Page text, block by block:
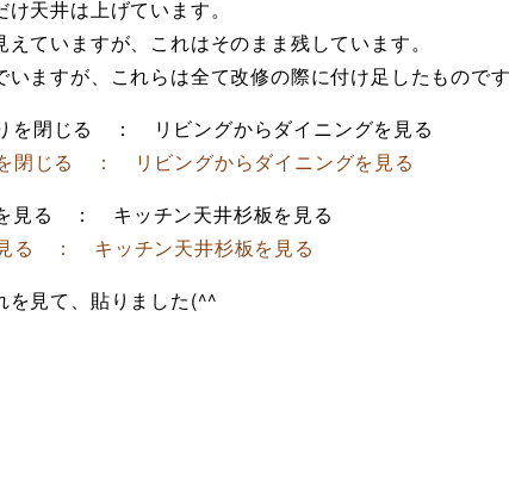
天井は上げています。
ていますが、これはそのまま残しています。
ますが、これらは全て改修の際に付け足したものです
閉じる ： リビングからダイニングを見る
る ： キッチン天井杉板を見る
見て、貼りました(^^ゞ